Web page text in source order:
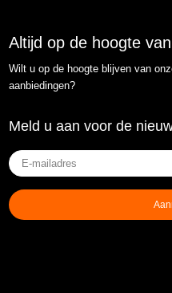
Altijd op de hoogte
Wilt u op de hoogte blijven van
aanbiedingen?
Meld u aan voor de
E-
mailadres(Vereist)